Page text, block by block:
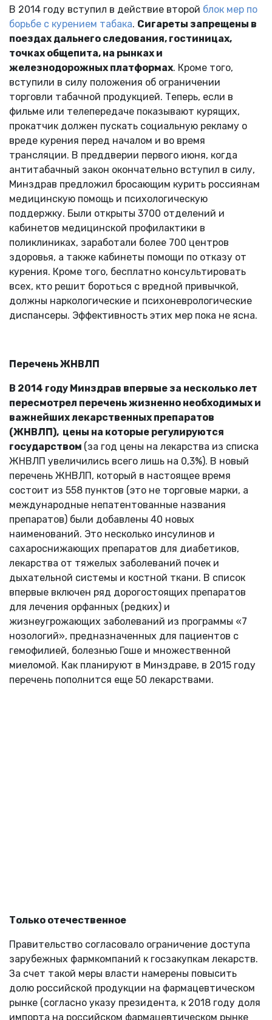
В 2014 году вступил в действие второй блок мер по
борьбе с курением табака. Сигареты запрещены в
поездах дальнего следования, гостиницах,
точках общепита, на рынках и
железнодорожных платформах. Кроме того,
вступили в силу положения об ограничении
торговли табачной продукцией. Теперь, если в
фильме или телепередаче показывают курящих,
прокатчик должен пускать социальную рекламу о
вреде курения перед началом и во время
трансляции. В преддверии первого июня, когда
антитабачный закон окончательно вступил в силу,
Минздрав предложил бросающим курить россиянам
медицинскую помощь и психологическую
поддержку. Были открыты 3700 отделений и
кабинетов медицинской профилактики в
поликлиниках, заработали более 700 центров
здоровья, а также кабинеты помощи по отказу от
курения. Кроме того, бесплатно консультировать
всех, кто решит бороться с вредной привычкой,
должны наркологические и психоневрологические
диспансеры. Эффективность этих мер пока не ясна.
Перечень ЖНВЛП
В 2014 году Минздрав впервые за несколько лет
пересмотрел перечень жизненно необходимых и
важнейших лекарственных препаратов
(ЖНВЛП), цены на которые регулируются
государством (за год цены на лекарства из списка
ЖНВЛП увеличились всего лишь на 0,3%). В новый
перечень ЖНВЛП, который в настоящее время
состоит из 558 пунктов (это не торговые марки, а
международные непатентованные названия
препаратов) были добавлены 40 новых
наименований. Это несколько инсулинов и
сахароснижающих препаратов для диабетиков,
лекарства от тяжелых заболеваний почек и
дыхательной системы и костной ткани. В список
впервые включен ряд дорогостоящих препаратов
для лечения орфанных (редких) и
жизнеугрожающих заболеваний из программы «7
нозологий», предназначенных для пациентов с
гемофилией, болезнью Гоше и множественной
миеломой. Как планируют в Минздраве, в 2015 году
перечень пополнится еще 50 лекарствами.
Только отечественное
Правительство согласовало ограничение доступа
зарубежных фармкомпаний к госзакупкам лекарств.
За счет такой меры власти намерены повысить
долю российской продукции на фармацевтическом
рынке (согласно указу президента, к 2018 году доля
импорта на российском фармацевтическом рынке